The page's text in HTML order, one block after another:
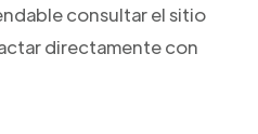
consultar el sitio
directamente con